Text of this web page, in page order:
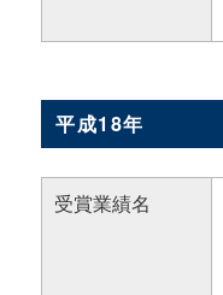
平成18年
受賞業績名